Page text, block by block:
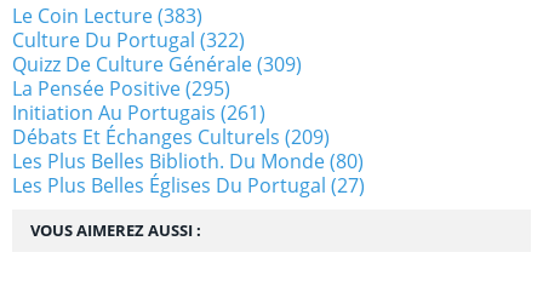
VOUS AIMEREZ AUSSI :
Le Coin Lecture(383)
Culture Du Portugal (322)
Quizz De Culture Générale(309)
La Pensée Positive(295)
Initiation Au Portugais (261)
Débats Et Échanges Culturels (209)
Les Plus Belles Biblioth. Du Monde(80)
Les Plus Belles Églises Du Portugal (27)